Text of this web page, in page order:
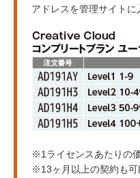
アドレスを管理サイトに
※1ライセンスあたりの価
※13ヶ月以上の契約も可